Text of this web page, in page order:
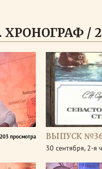
ХРОНОГРАФ /
203 просмотра ВЫПУСК
30 сентября, 2-я